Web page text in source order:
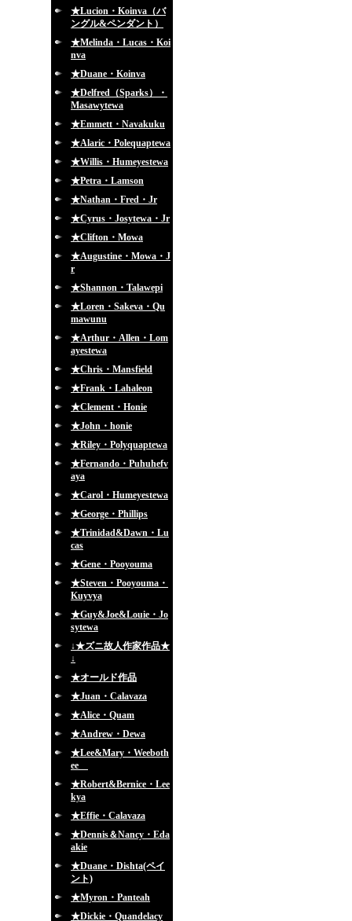
★Lucion・Koinva（バ
ングル&ペンダント）
★Melinda・Lucas・Koi
nva
★Duane・Koinva
★Delfred（Sparks）・
Masawytewa
★Emmett・Navakuku
★Alaric・Polequaptewa
★Willis・Humeyestewa
★Petra・Lamson
★Nathan・Fred・Jr
★Cyrus・Josytewa・Jr
★Clifton・Mowa
★Augustine・Mowa・J
r
★Shannon・Talawepi
★Loren・Sakeva・Qu
mawunu
★Arthur・Allen・Lom
ayestewa
★Chris・Mansfield
★Frank・Lahaleon
★Clement・Honie
★John・honie
★Riley・Polyquaptewa
★Fernando・Puhuhefv
aya
★Carol・Humeyestewa
★George・Phillips
★Trinidad&Dawn・Lu
cas
★Gene・Pooyouma
★Steven・Pooyouma・
Kuyvya
★Guy&Joe&Louie・Jo
sytewa
↓★ズニ故人作家作品★
↓
★オールド作品
★Juan・Calavaza
★Alice・Quam
★Andrew・Dewa
★Lee&Mary・Weeboth
ee
★Robert&Bernice・Lee
kya
★Effie・Calavaza
★Dennis＆Nancy・Eda
akie
★Duane・Dishta(ペイ
ント)
★Myron・Panteah
★Dickie・Quandelacy